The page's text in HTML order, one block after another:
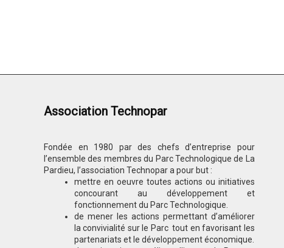
Association Technopar
Fondée en 1980 par des chefs d’entreprise pour
l’ensemble des membres du Parc Technologique de La
Pardieu, l’association Technopar a pour but :
mettre en oeuvre toutes actions ou initiatives
concourant au développement et
fonctionnement du Parc Technologique.
de mener les actions permettant d’améliorer
la convivialité sur le Parc tout en favorisant les
partenariats et le développement économique.